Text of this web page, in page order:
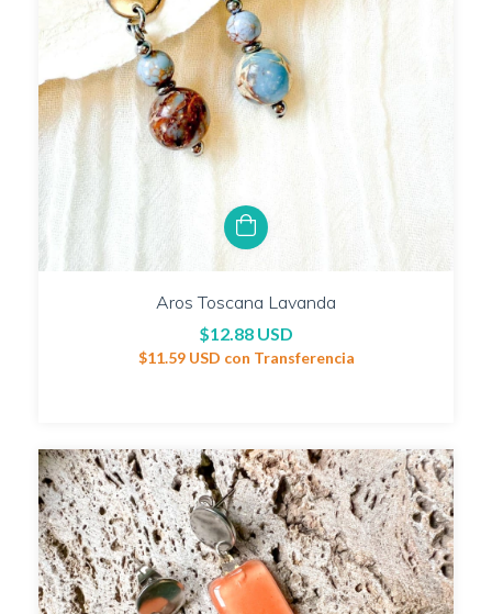
Aros Toscana Lavanda
$12.88 USD
$11.59 USD con Transferencia